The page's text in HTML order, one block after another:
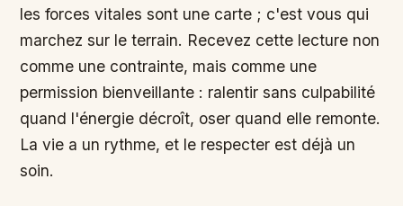
les forces vitales sont une carte ; c'est vous qui
marchez sur le terrain. Recevez cette lecture non
comme une contrainte, mais comme une
permission bienveillante : ralentir sans culpabilité
quand l'énergie décroît, oser quand elle remonte.
La vie a un rythme, et le respecter est déjà un
soin.